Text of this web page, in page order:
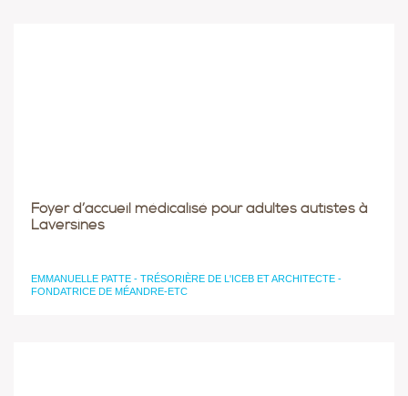
Foyer d’accueil médicalisé pour adultes autistes à
Laversines
EMMANUELLE PATTE - TRÉSORIÈRE DE L'ICEB ET ARCHITECTE -
FONDATRICE DE MÉANDRE-ETC